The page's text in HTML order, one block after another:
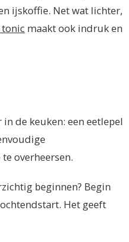
ijskoffie. Net wat lichter,
tonic maakt ook indruk en
de keuken: een eetlepel
overheersen.
beginnen? Begin
Het geeft